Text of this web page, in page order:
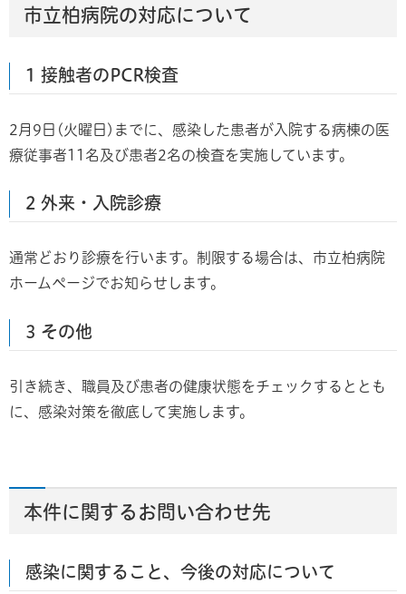
市立柏病院の対応について
1 接触者のPCR検査
2月9日(火曜日)までに、感染した患者が入院する病棟の医
療従事者11名及び患者2名の検査を実施しています。
2 外来・入院診療
通常どおり診療を行います。制限する場合は、市立柏病院
ホームページでお知らせします。
3 その他
引き続き、職員及び患者の健康状態をチェックするととも
に、感染対策を徹底して実施します。
本件に関するお問い合わせ先
感染に関すること、今後の対応について